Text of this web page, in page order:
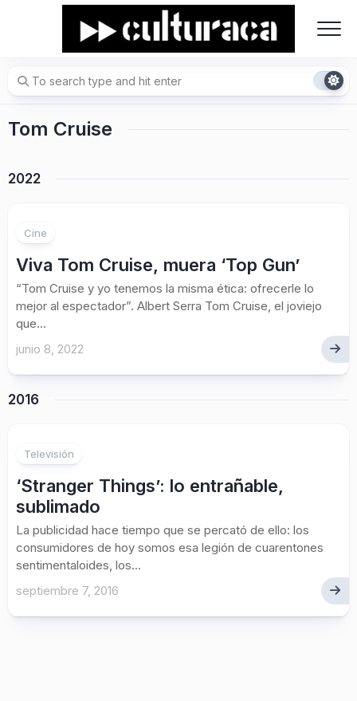
Tom Cruise
2022
Cine
Viva Tom Cruise, muera ‘Top Gun’
“Tom Cruise y yo tenemos la misma ética: ofrecerle lo
mejor al espectador”. Albert Serra Tom Cruise, el joviejo
que...
junio 8, 2022
2016
Televisión
‘Stranger Things’: lo entrañable,
sublimado
La publicidad hace tiempo que se percató de ello: los
consumidores de hoy somos esa legión de cuarentones
sentimentaloides, los...
septiembre 7, 2016